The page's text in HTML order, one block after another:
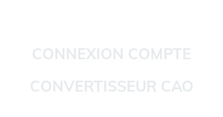
CONNEXION COMPTE
CONVERTISSEUR CAO